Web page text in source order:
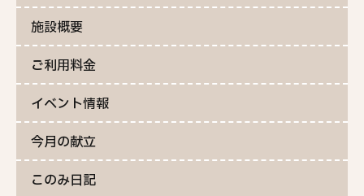
施設概要
ご利用料金
イベント情報
今月の献立
このみ日記